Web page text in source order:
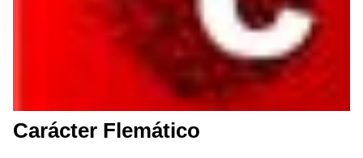
Carácter Flemático